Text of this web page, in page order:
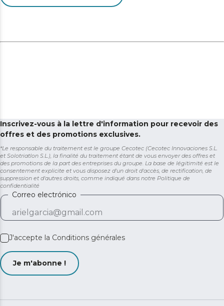
Inscrivez-vous à la lettre d'information pour recevoir des
offres et des promotions exclusives.
*Le responsable du traitement est le groupe Cecotec (Cecotec Innovaciones S.L.
et Solotriatlon S.L.), la finalité du traitement étant de vous envoyer des offres et
des promotions de la part des entreprises du groupe. La base de légitimité est le
consentement explicite et vous disposez d'un droit d'accès, de rectification, de
suppression et d'autres droits, comme indiqué dans notre Politique de
confidentialité
Correo electrónico
J'accepte la Conditions générales
Je m'abonne !